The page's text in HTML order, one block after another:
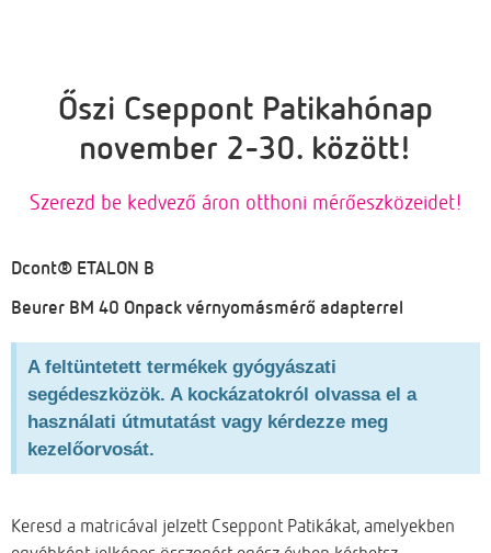
Őszi Cseppont Patikahónap
november 2-30. között!
Szerezd be kedvező áron otthoni mérőeszközeidet!
Dcont® ETALON B
Beurer BM 40 Onpack vérnyomásmérő adapterrel
A feltüntetett termékek gyógyászati
segédeszközök. A kockázatokról olvassa el a
használati útmutatást vagy kérdezze meg
kezelőorvosát.
Keresd a matricával jelzett Cseppont Patikákat, amelyekben